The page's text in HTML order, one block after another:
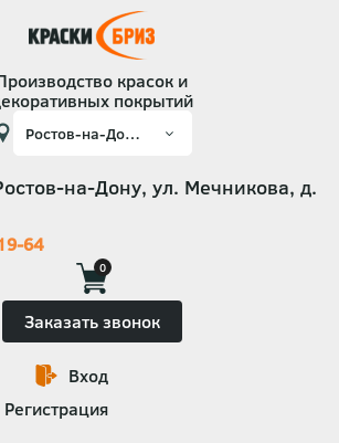
красок и
покрытий
на-Дону, ул. Мечникова, д.
64
0
Заказать звонок
Вход
Регистрация